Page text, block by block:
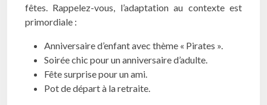
fêtes. Rappelez-vous, l’adaptation au contexte est
primordiale :
Anniversaire d’enfant avec thème « Pirates ».
Soirée chic pour un anniversaire d’adulte.
Fête surprise pour un ami.
Pot de départ à la retraite.